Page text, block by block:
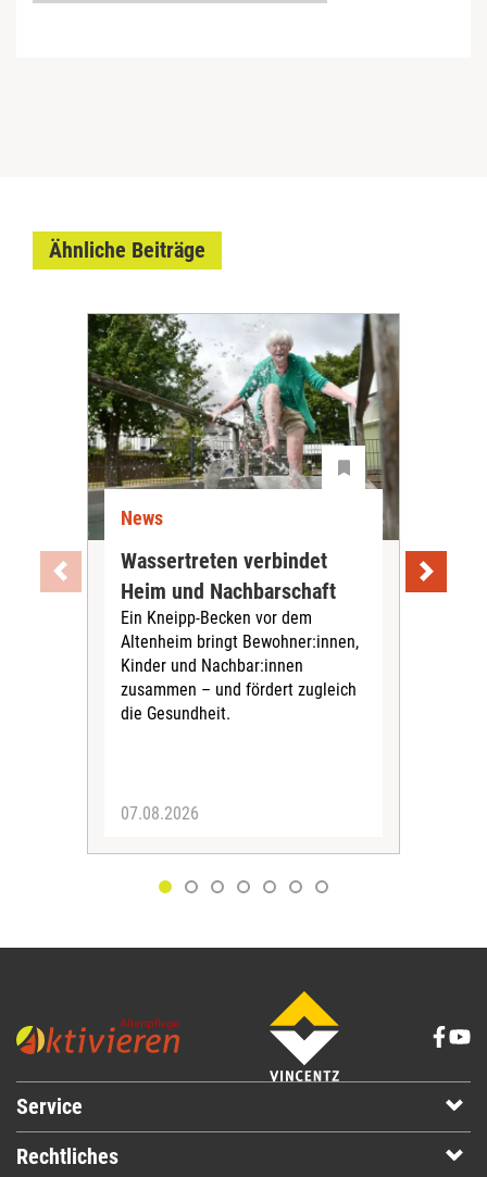
Ähnliche Beiträge
News
Wassertreten verbindet
Heim und Nachbarschaft
Ein Kneipp-Becken vor dem
Altenheim bringt Bewohner:innen,
Kinder und Nachbar:innen
zusammen – und fördert zugleich
die Gesundheit.
07.08.2026
Service
Rechtliches